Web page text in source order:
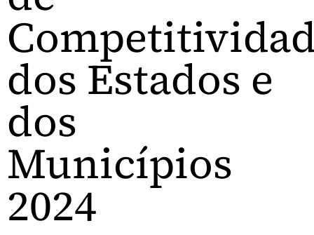
dos Estados e
dos
Municípios
2024